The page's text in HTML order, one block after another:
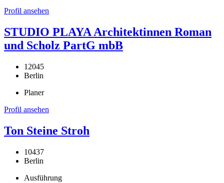
Profil ansehen
STUDIO PLAYA Architektinnen Roman
und Scholz PartG mbB
12045
Berlin
Planer
Profil ansehen
Ton Steine Stroh
10437
Berlin
Ausführung